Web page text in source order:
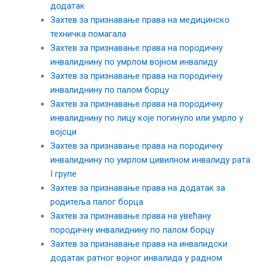
додатак
Захтев за признавање права на медицинско
техничка помагала
Захтев за признавање права на породичну
инвалиднину по умрлом војном инвалиду
Захтев за признавање права на породичну
инвалиднину по палом борцу
Захтев за признавање права на породичну
инвалиднину по лицу које погинуло или умрло у
војсци
Захтев за признавање права на породичну
инвалиднину по умрлом цивилном инвалиду рата
I групе
Захтев за признавање права на додатак за
родитеља палог борца
Захтев за признавање права на увећану
породичну инвалиднину по палом борцу
Захтев за признавање права на инвалидски
додатак ратног војног инвалида у радном